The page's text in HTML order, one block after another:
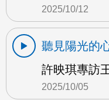
2025/10/12
聽見陽光的
許映琪專訪
2025/10/05